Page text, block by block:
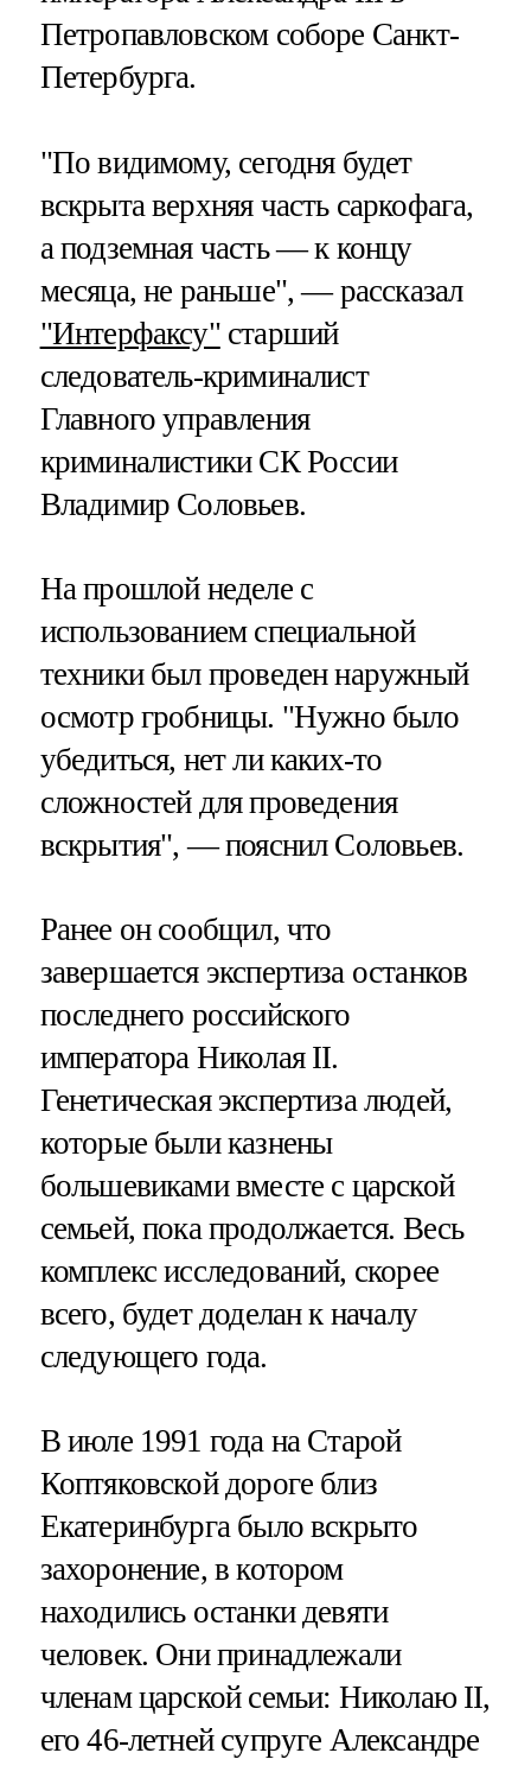
Петропавловском соборе Санкт-
Петербурга.
"По видимому, сегодня будет
вскрыта верхняя часть саркофага,
а подземная часть — к концу
месяца, не раньше", — рассказал
"Интерфаксу"старший
следователь-криминалист
Главного управления
криминалистики СК России
Владимир Соловьев.
На прошлой неделе с
использованием специальной
техники был проведен наружный
осмотр гробницы. "Нужно было
убедиться, нет ли каких-то
сложностей для проведения
вскрытия", — пояснил Соловьев.
Ранее он сообщил, что
завершается экспертиза останков
последнего российского
императора Николая II.
Генетическая экспертиза людей,
которые были казнены
большевиками вместе с царской
семьей, пока продолжается. Весь
комплекс исследований, скорее
всего, будет доделан к началу
следующего года.
В июле 1991 года на Старой
Коптяковской дороге близ
Екатеринбурга было вскрыто
захоронение, в котором
находились останки девяти
человек. Они принадлежали
членам царской семьи: Николаю II,
его 46-летней супруге Александре